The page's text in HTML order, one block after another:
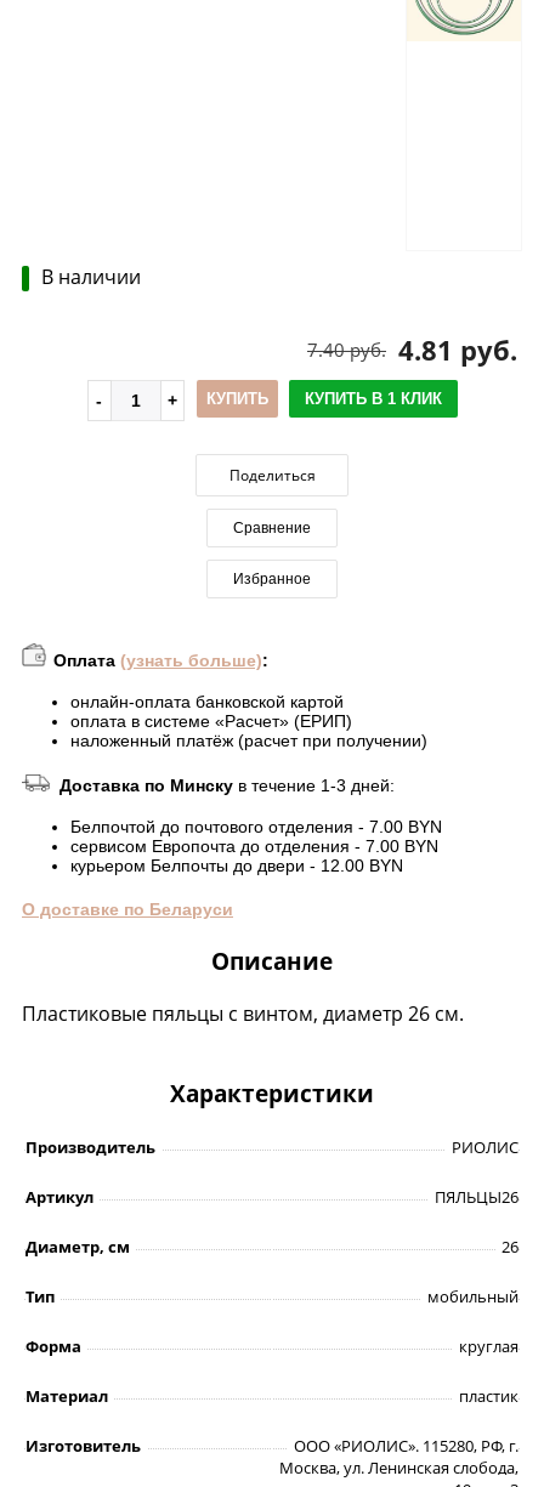
В наличии
4.81 руб.
7.40 руб.
КУПИТЬ КУПИТЬ В 1 КЛИК
Поделиться
Сравнение
Избранное
Оплата (узнать больше):
онлайн-оплата банковской картой
оплата в системе «Расчет» (ЕРИП)
наложенный платёж (расчет при получении)
Доставка по Минску в течение 1-3 дней:
Белпочтой до почтового отделения - 7.00 BYN
сервисом Европочта до отделения - 7.00 BYN
курьером Белпочты до двери - 12.00 BYN
О доставке по Беларуси
Описание
Пластиковые пяльцы с винтом, диаметр 26 см.
Характеристики
Производитель РИОЛИС
Артикул ПЯЛЬЦЫ26
Диаметр, см 26
Тип мобильный
Форма круглая
Материал пластик
Изготовитель
ООО «РИОЛИС». 115280, РФ, г.
Москва, ул. Ленинская слобода,